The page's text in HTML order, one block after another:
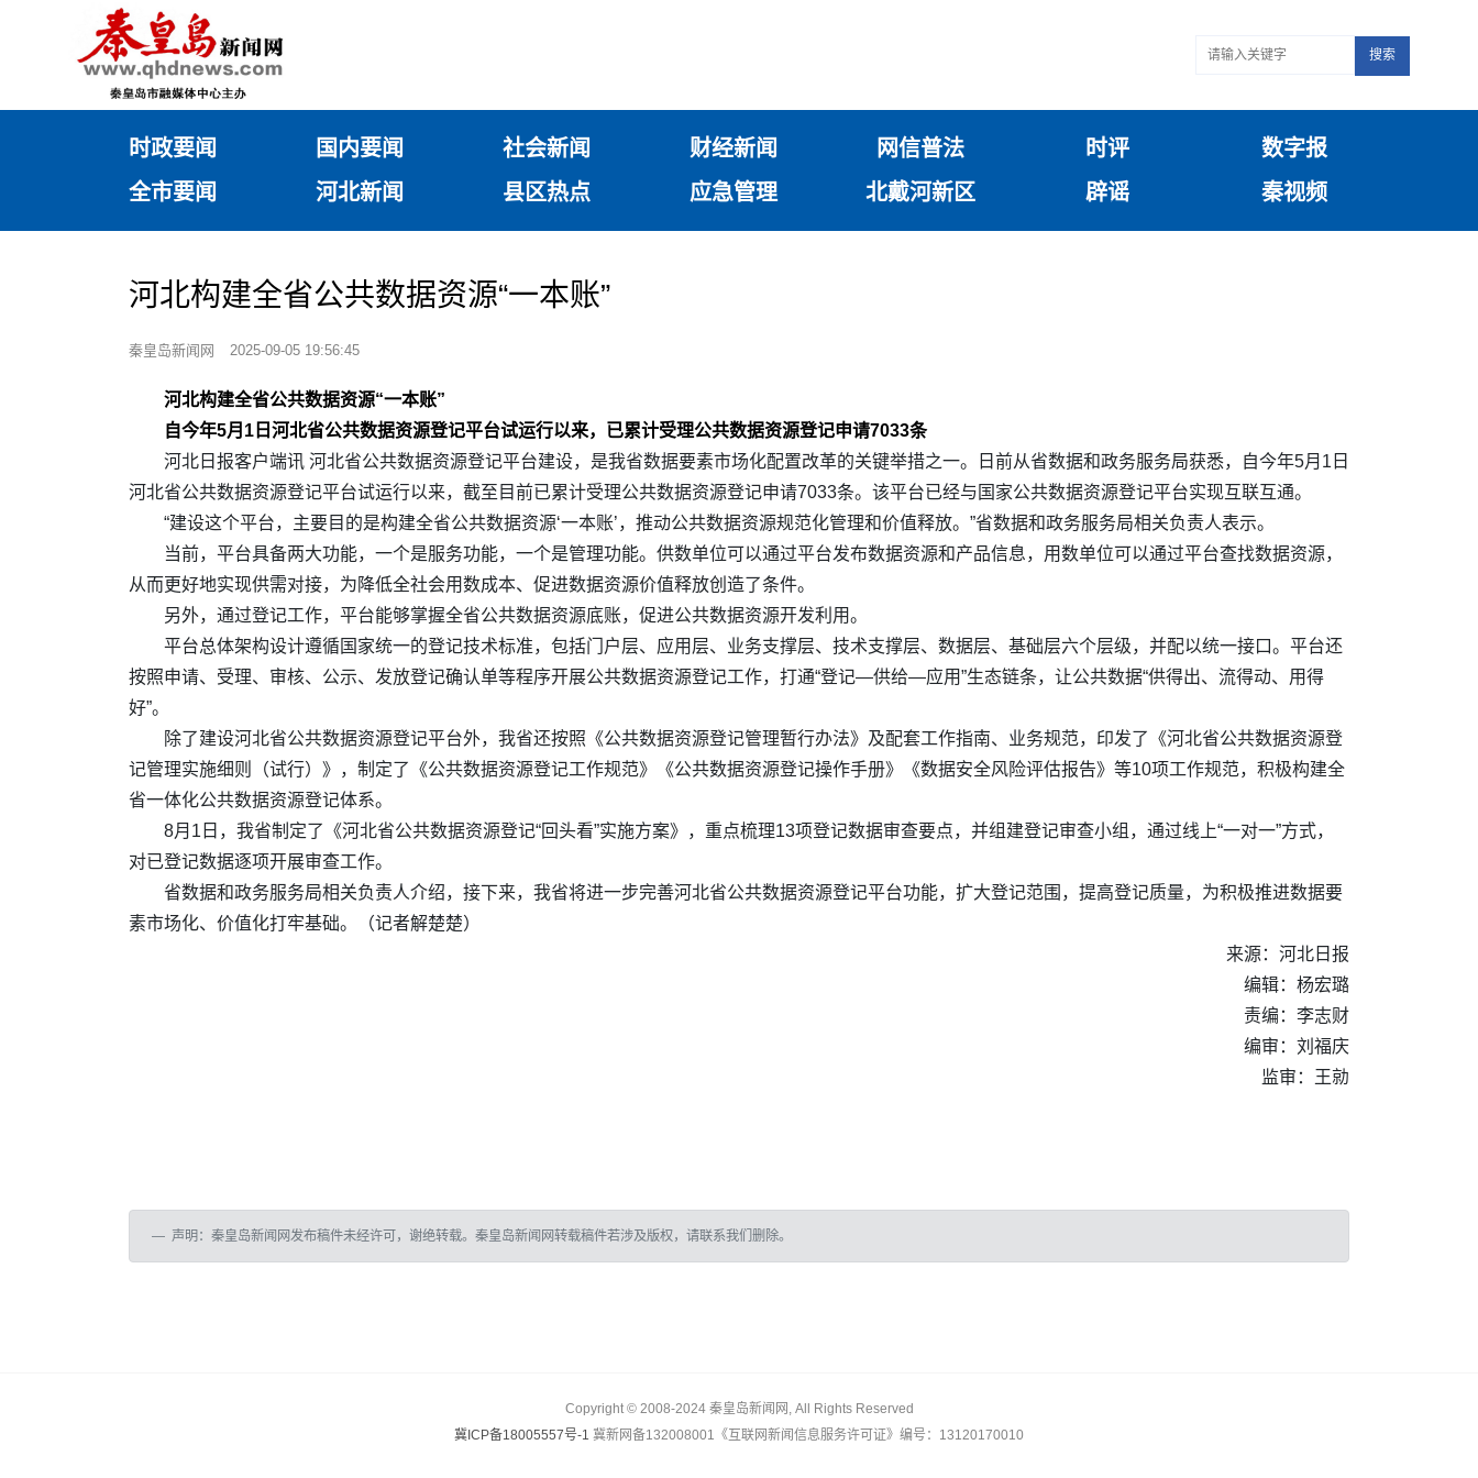
搜索
时政要闻 国内要闻 社会新闻 财经新闻 网信普法 时评
数字报
全市要闻
河北新闻 县区热点 应急管理 北戴河新区 辟谣 秦视频
河北构建全省公共数据资源“一本账”
秦皇岛新闻网 2025-09-05 19:56:45
河北构建全省公共数据资源“一本账”
自今年5月1日河北省公共数据资源登记平台试运行以来，已累计受理公共数据资源登记申请7033条
河北日报客户端讯 河北省公共数据资源登记平台建设，是我省数据要素市场化配置改革的关键举措之一。日前从省数据和政务服务局获悉，自今年5月1日
河北省公共数据资源登记平台试运行以来，截至目前已累计受理公共数据资源登记申请7033条。该平台已经与国家公共数据资源登记平台实现互联互通。
“建设这个平台，主要目的是构建全省公共数据资源‘一本账’，推动公共数据资源规范化管理和价值释放。”省数据和政务服务局相关负责人表示。
当前，平台具备两大功能，一个是服务功能，一个是管理功能。供数单位可以通过平台发布数据资源和产品信息，用数单位可以通过平台查找数据资源，
从而更好地实现供需对接，为降低全社会用数成本、促进数据资源价值释放创造了条件。
另外，通过登记工作，平台能够掌握全省公共数据资源底账，促进公共数据资源开发利用。
平台总体架构设计遵循国家统一的登记技术标准，包括门户层、应用层、业务支撑层、技术支撑层、数据层、基础层六个层级，并配以统一接口。平台还
按照申请、受理、审核、公示、发放登记确认单等程序开展公共数据资源登记工作，打通“登记—供给—应用”生态链条，让公共数据“供得出、流得动、用得
好”。
除了建设河北省公共数据资源登记平台外，我省还按照《公共数据资源登记管理暂行办法》及配套工作指南、业务规范，印发了《河北省公共数据资源登
记管理实施细则（试行）》，制定了《公共数据资源登记工作规范》《公共数据资源登记操作手册》《数据安全风险评估报告》等10项工作规范，积极构建全
省一体化公共数据资源登记体系。
8月1日，我省制定了《河北省公共数据资源登记“回头看”实施方案》，重点梳理13项登记数据审查要点，并组建登记审查小组，通过线上“一对一”方式，
对已登记数据逐项开展审查工作。
省数据和政务服务局相关负责人介绍，接下来，我省将进一步完善河北省公共数据资源登记平台功能，扩大登记范围，提高登记质量，为积极推进数据要
素市场化、价值化打牢基础。
（记者解楚楚）
来源：河北日报
编辑：杨宏璐
责编：李志财
编审：刘福庆
监审：王勍
声明：秦皇岛新闻网发布稿件未经许可，谢绝转载。秦皇岛新闻网转载稿件若涉及版权，请联系我们删除。
Copyright © 2008-2024 秦皇岛新闻网, All Rights Reserved
冀ICP备18005557号-1 冀新网备132008001《互联网新闻信息服务许可证》编号：13120170010